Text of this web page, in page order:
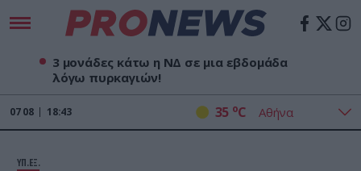
3 μονάδες κάτω η ΝΔ σε μια εβδομάδα
λόγω πυρκαγιών!
07 08 18:43 35 oC
ΥΠ.ΕΞ.